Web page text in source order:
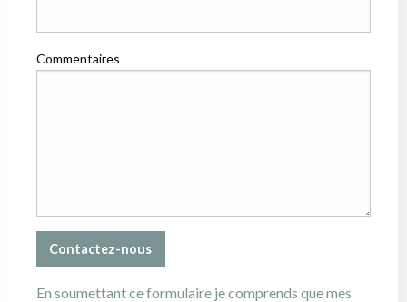
Commentaires
En soumettant ce formulaire je comprends que mes